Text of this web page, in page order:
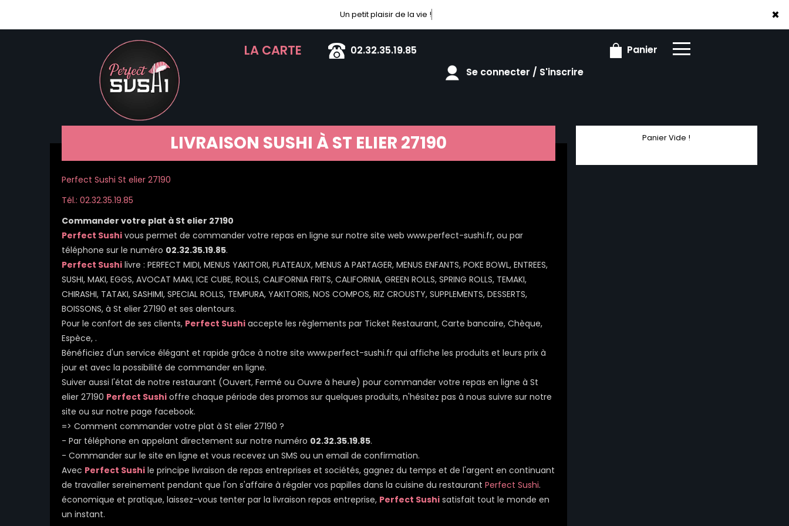
×
Un petit plaisir de la vie !
LA CARTE 02.32.35.19.85 Panier
×
LIVRAISON SUSHI À ST ELIER 27190
Perfect Sushi St elier 27190
Tél.: 02.32.35.19.85
Commander votre plat à St elier 27190
Perfect Sushi vous permet de commander votre repas en ligne sur notre site web www.perfect-sushi.fr, ou par
téléphone sur le numéro 02.32.35.19.85.
Perfect Sushi livre : PERFECT MIDI, MENUS YAKITORI, PLATEAUX, MENUS A PARTAGER, MENUS ENFANTS, POKE BOWL, ENTREES,
SUSHI, MAKI, EGGS, AVOCAT MAKI, ICE CUBE, ROLLS, CALIFORNIA FRITS, CALIFORNIA, GREEN ROLLS, SPRING ROLLS, TEMAKI,
CHIRASHI, TATAKI, SASHIMI, SPECIAL ROLLS, TEMPURA, YAKITORIS, NOS COMPOS, RIZ CROUSTY, SUPPLEMENTS, DESSERTS,
BOISSONS, à St elier 27190 et ses alentours.
Pour le confort de ses clients, Perfect Sushi accepte les règlements par Ticket Restaurant, Carte bancaire, Chèque,
Espèce, .
Bénéficiez d'un service élégant et rapide grâce à notre site www.perfect-sushi.fr qui affiche les produits et leurs prix à
jour et avec la possibilité de commander en ligne.
Suiver aussi l'état de notre restaurant (Ouvert, Fermé ou Ouvre à heure) pour commander votre repas en ligne à St
elier 27190 Perfect Sushi offre chaque période des promos sur quelques produits, n'hésitez pas à nous suivre sur notre
site ou sur notre page facebook.
=> Comment commander votre plat à St elier 27190 ?
- Par téléphone en appelant directement sur notre numéro 02.32.35.19.85.
- Commander sur le site en ligne et vous recevez un SMS ou un email de confirmation.
Avec Perfect Sushi le principe livraison de repas entreprises et sociétés, gagnez du temps et de l'argent en continuant
de travailler sereinement pendant que l'on s'affaire à régaler vos papilles dans la cuisine du restaurant Perfect Sushi.
économique et pratique, laissez-vous tenter par la livraison repas entreprise, Perfect Sushi satisfait tout le monde en
un instant.
Panier Vide !